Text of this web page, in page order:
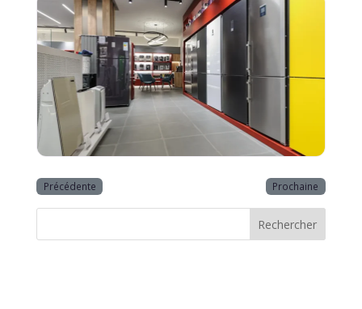
Précédente Prochaine
Rechercher